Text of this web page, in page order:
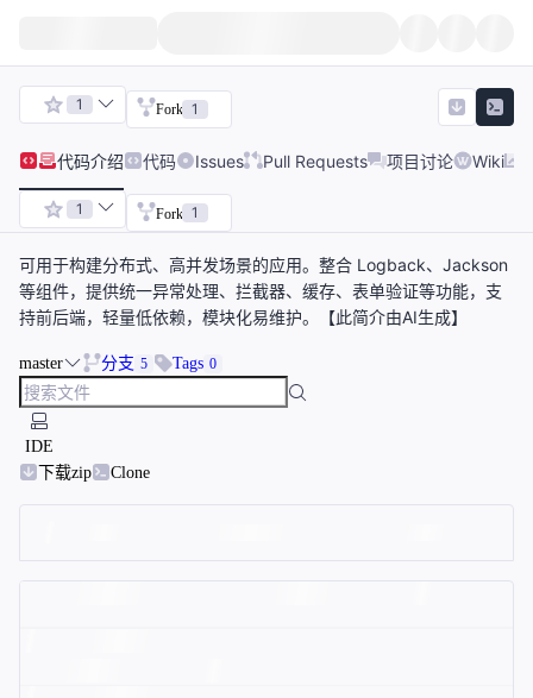
1 Fork 1
代码介绍 代码 Issues Pull Requests 项目讨论 Wiki
1 Fork 1
可用于构建分布式、高并发场景的应用。整合 Logback、Jackson
等组件，提供统一异常处理、拦截器、缓存、表单验证等功能，支
持前后端，轻量低依赖，模块化易维护。【此简介由AI生成】
master 分支 5 Tags 0
IDE
下载zip
Clone